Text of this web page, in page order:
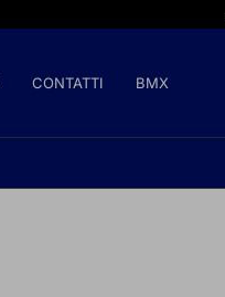
CONTATTI BMX